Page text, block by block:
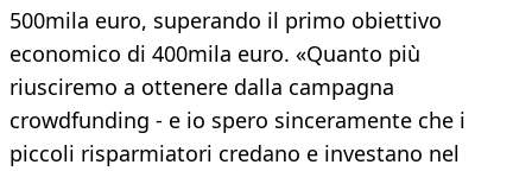
500mila euro, superando il primo obiettivo
economico di 400mila euro. «Quanto più
riusciremo a ottenere dalla campagna
crowdfunding - e io spero sinceramente che i
piccoli risparmiatori credano e investano nel